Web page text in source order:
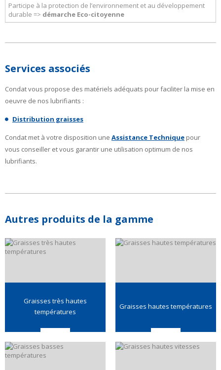
Participe à la protection de l’environnement et au développement
durable => démarche Eco-citoyenne
Services associés
Condat vous propose des matériels adéquats pour faciliter la mise en
oeuvre de nos lubrifiants :
Distribution graisses
Condat met à votre disposition une Assistance Technique pour
vous conseiller et vous garantir une utilisation optimum de nos
lubrifiants.
Autres produits de la gamme
Graisses très hautes
températures
Graisses hautes températures